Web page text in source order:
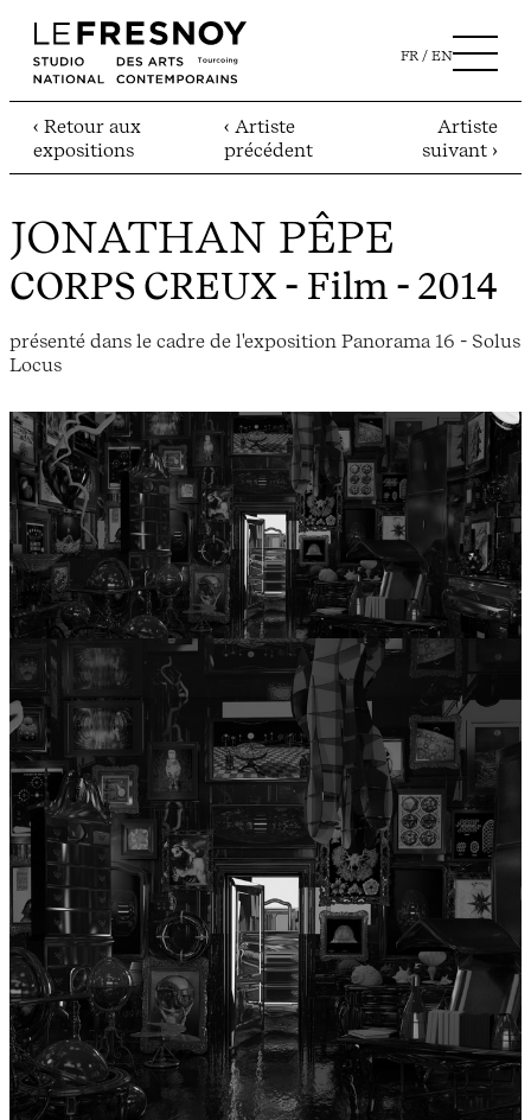
FR EN
‹ Retour aux
expositions
‹ Artiste
précédent
Artiste
suivant ›
JONATHAN PÊPE
CORPS CREUX- Film - 2014
présenté dans le cadre de l'exposition Panorama 16 - Solus
Locus